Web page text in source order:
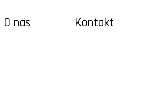
O nas Kontakt